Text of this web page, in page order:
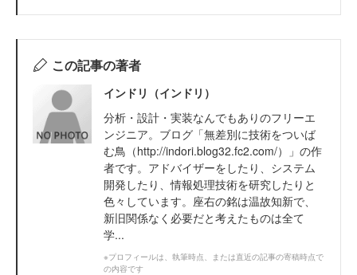
この記事の著者
インドリ（インドリ）
分析・設計・実装なんでもありのフリーエ
ンジニア。ブログ「無差別に技術をついば
む鳥（http://indori.blog32.fc2.com/）」の作
者です。アドバイザーをしたり、システム
開発したり、情報処理技術を研究したりと
色々しています。座右の銘は温故知新で、
新旧関係なく必要だと考えたものは全て
学...
※プロフィールは、執筆時点、または直近の記事の寄稿時点で
の内容です